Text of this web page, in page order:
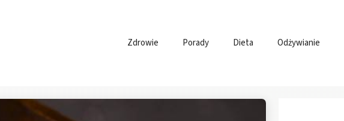
Zdrowie Porady Dieta Odżywianie